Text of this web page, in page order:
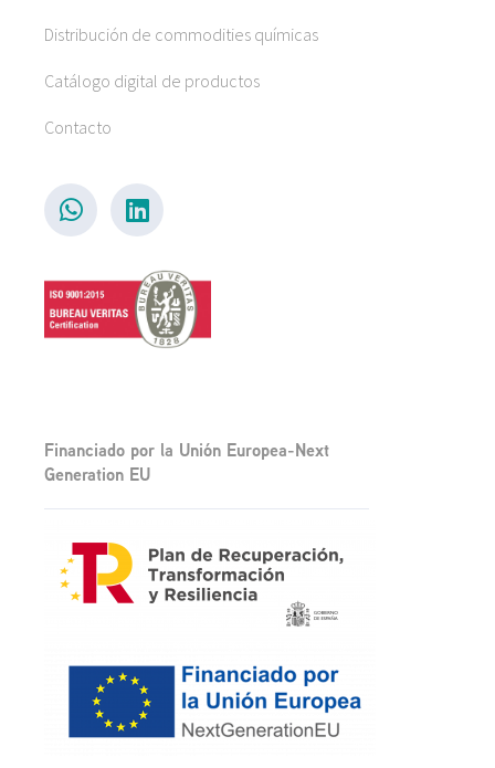
Distribución de commodities químicas
Catálogo digital de productos
Contacto
Financiado por la Unión Europea-Next
Generation EU